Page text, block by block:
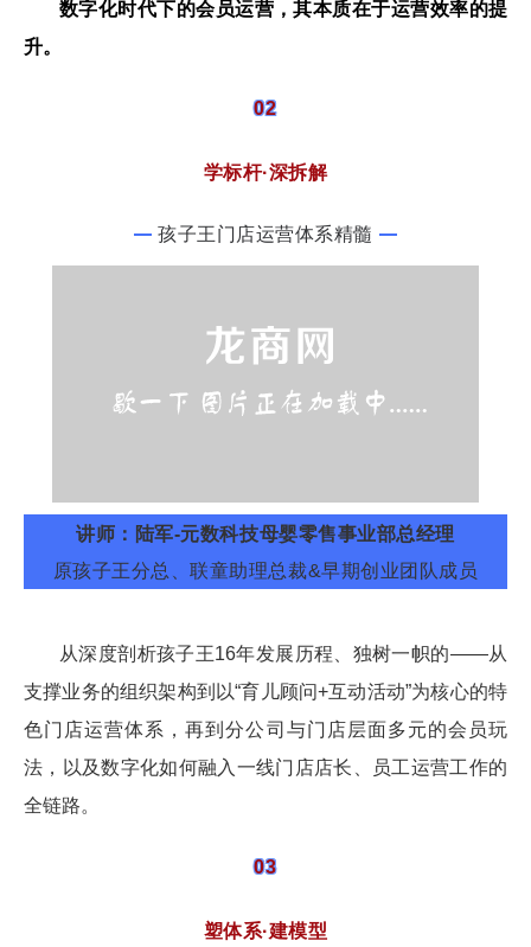
数字化时代下的会员运营，其本质在于运营效率的提
升。
02
学标杆·深拆解
孩子王门店运营体系精髓
讲师：陆军-元数科技母婴零售事业部总经理
原孩子王分总、联童助理总裁&早期创业团队成员
从深度剖析孩子王16年发展历程、独树一帜的——从
支撑业务的组织架构到以“育儿顾问+互动活动”为核心的特
色门店运营体系，再到分公司与门店层面多元的会员玩
法，以及数字化如何融入一线门店店长、员工运营工作的
全链路。
03
塑体系·建模型